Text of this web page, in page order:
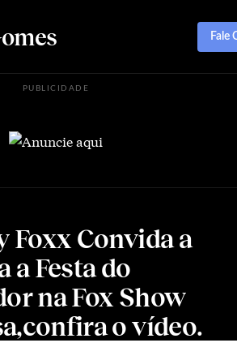
Fale
PUBLICIDADE
Foxx Convida a
a Festa do
na Fox Show
o vídeo.